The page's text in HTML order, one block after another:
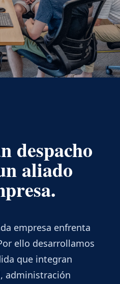
despacho
aliado
empresa enfrenta
ello desarrollamos
que integran
administración